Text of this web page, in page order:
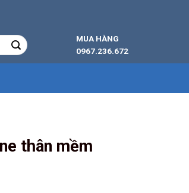
MUA HÀNG
0967.236.672
thân mềm